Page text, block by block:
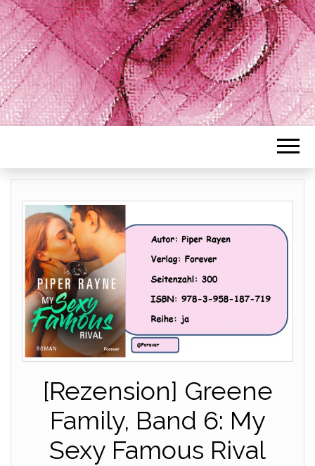
[Rezension] Greene
Family, Band 6: My
Sexy Famous Rival